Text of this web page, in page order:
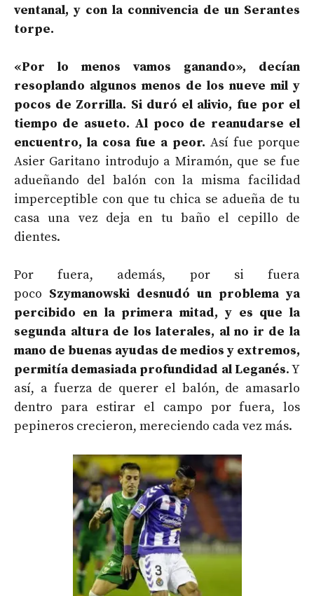
ventanal, y con la connivencia de un Serantes
torpe.
«Por lo menos vamos ganando», decían
resoplando algunos menos de los nueve mil y
pocos de Zorrilla. Si duró el alivio, fue por el
tiempo de asueto. Al poco de reanudarse el
encuentro, la cosa fue a peor. Así fue porque
Asier Garitano introdujo a Miramón, que se fue
adueñando del balón con la misma facilidad
imperceptible con que tu chica se adueña de tu
casa una vez deja en tu baño el cepillo de
dientes.
Por fuera, además, por si fuera
poco Szymanowski desnudó un problema ya
percibido en la primera mitad, y es que la
segunda altura de los laterales, al no ir de la
mano de buenas ayudas de medios y extremos,
permitía demasiada profundidad al Leganés. Y
así, a fuerza de querer el balón, de amasarlo
dentro para estirar el campo por fuera, los
pepineros crecieron, mereciendo cada vez más.